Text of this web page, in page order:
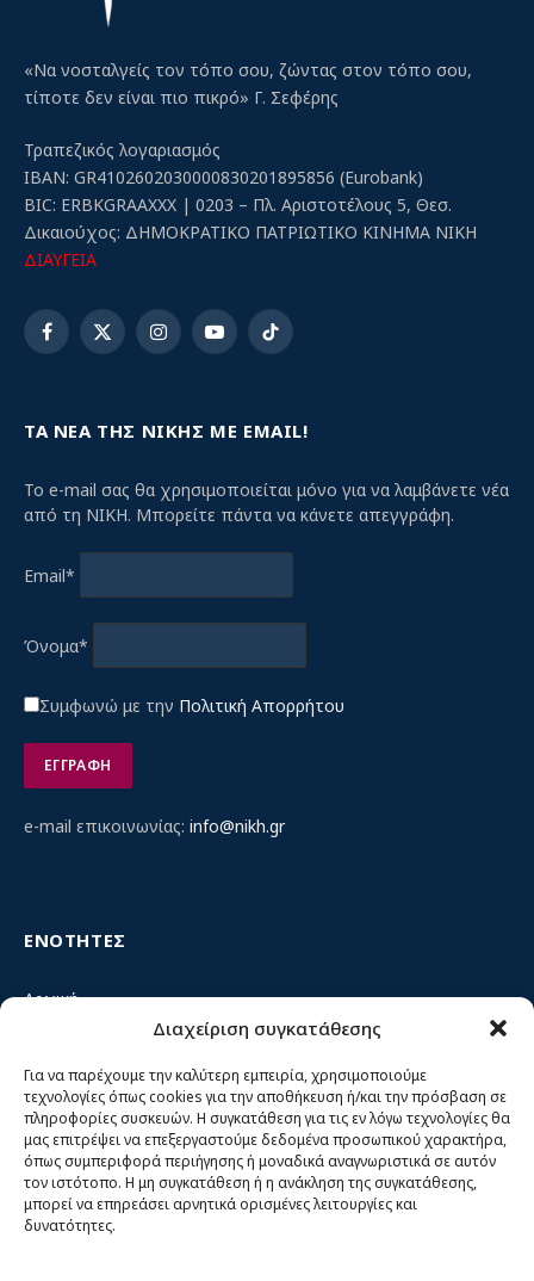
Διαχείριση συγκατάθεσης
Για να παρέχουμε την καλύτερη εμπειρία, χρησιμοποιούμε
τεχνολογίες όπως cookies για την αποθήκευση ή/και την πρόσβαση σε
πληροφορίες συσκευών. Η συγκατάθεση για τις εν λόγω τεχνολογίες θα
μας επιτρέψει να επεξεργαστούμε δεδομένα προσωπικού χαρακτήρα,
όπως συμπεριφορά περιήγησης ή μοναδικά αναγνωριστικά σε αυτόν
τον ιστότοπο. Η μη συγκατάθεση ή η ανάκληση της συγκατάθεσης,
μπορεί να επηρεάσει αρνητικά ορισμένες λειτουργίες και
δυνατότητες.
«Να νοσταλγείς τον τόπο σου, ζώντας στον τόπο σου,
τίποτε δεν είναι πιο πικρό» Γ. Σεφέρης
Τραπεζικός λογαριασμός
IBAN: GR4102602030000830201895856 (Eurobank)
BIC: ERBKGRAAXXX | 0203 – Πλ. Αριστοτέλους 5, Θεσ.
Δικαιούχος: ΔΗΜΟΚΡΑΤΙΚΟ ΠΑΤΡΙΩΤΙΚΟ ΚΙΝΗΜΑ ΝΙΚΗ
ΔΙΑΥΓΕΙΑ
Facebook
X
InstagramYouTubeTikTok
ΤΑ ΝΕΑ ΤΗΣ ΝΙΚΗΣ ΜΕ EMAIL!
Το e-mail σας θα χρησιμοποιείται μόνο για να λαμβάνετε νέα
από τη ΝΙΚΗ. Μπορείτε πάντα να κάνετε απεγγράφη.
Email*
Όνομα*
Συμφωνώ με την Πολιτική Απορρήτου
e-mail επικοινωνίας: info@nikh.gr
ΕΝΟΤΗΤΕΣ
Αρχική
Κίνημα ΝΙΚΗ – Ποιοι είμαστε, αρχές & δράση
Θέσεις
Πρόσωπα
Όργανα και ομάδες
Βίντεο
Δελτία Τύπου